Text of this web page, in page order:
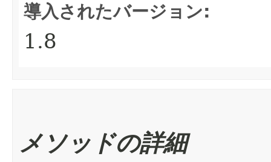
導入されたバージョン:
1.8
メソッドの詳細